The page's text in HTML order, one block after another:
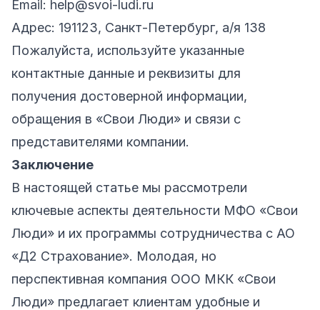
Email: help@svoi-ludi.ru
Адрес: 191123, Санкт-Петербург, а/я 138
Пожалуйста, используйте указанные
контактные данные и реквизиты для
получения достоверной информации,
обращения в «Свои Люди» и связи с
представителями компании.
Заключение
В настоящей статье мы рассмотрели
ключевые аспекты деятельности МФО «Свои
Люди» и их программы сотрудничества с АО
«Д2 Страхование». Молодая, но
перспективная компания ООО МКК «Свои
Люди» предлагает клиентам удобные и